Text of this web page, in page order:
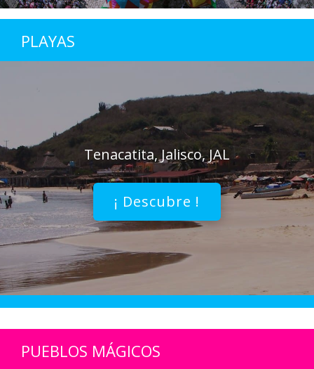
PLAYAS
Tenacatita, Jalisco, JAL
¡ Descubre !
PUEBLOS MÁGICOS